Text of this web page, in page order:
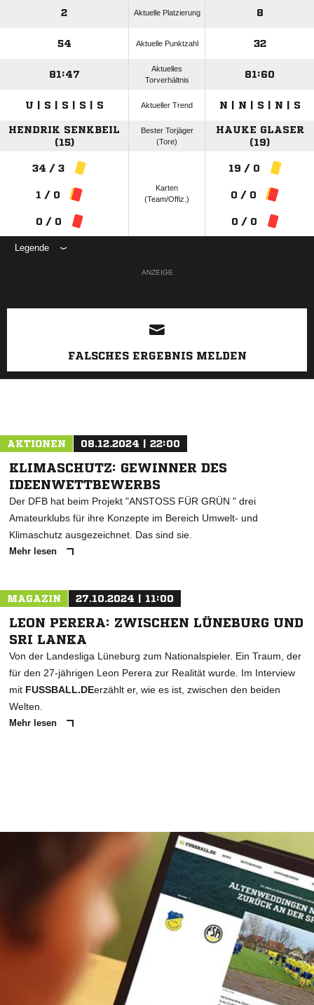
2 Aktuelle Platzierung 8
54 Aktuelle Punktzahl 32
81:47
Aktuelles
Torverhältnis
81:60
U | S | S | S | S Aktueller Trend N | N | S | N | S
HENDRIK SENKBEIL
(15)
Bester Torjäger
(Tore)
HAUKE GLASER
(19)
34 / 3
1 / 0
0 / 0
Karten
(Team/Offiz.)
19 / 0
0 / 0
0 / 0
Legende
ANZEIGE
FALSCHES ERGEBNIS MELDEN
AKTIONEN 08.12.2024 | 22:00
KLIMASCHUTZ: GEWINNER DES
IDEENWETTBEWERBS
Der DFB hat beim Projekt "ANSTOSS FÜR GRÜN " drei
Amateurklubs für ihre Konzepte im Bereich Umwelt- und
Klimaschutz ausgezeichnet. Das sind sie.
Mehr lesen
MAGAZIN 27.10.2024 | 11:00
LEON PERERA: ZWISCHEN LÜNEBURG UND
SRI LANKA
Von der Landesliga Lüneburg zum Nationalspieler. Ein Traum, der
für den 27-jährigen Leon Perera zur Realität wurde. Im Interview
mit FUSSBALL.DEerzählt er, wie es ist, zwischen den beiden
Welten.
Mehr lesen